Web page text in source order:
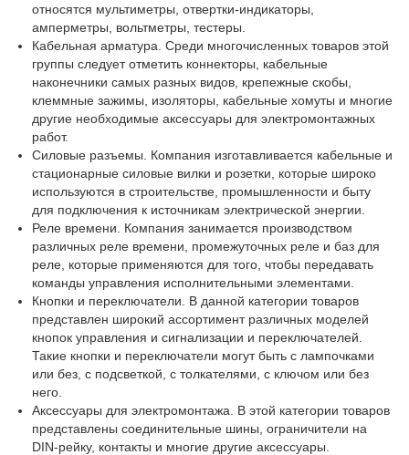
относятся мультиметры, отвертки-индикаторы,
амперметры, вольтметры, тестеры.
Кабельная арматура. Среди многочисленных товаров этой
группы следует отметить коннекторы, кабельные
наконечники самых разных видов, крепежные скобы,
клеммные зажимы, изоляторы, кабельные хомуты и многие
другие необходимые аксессуары для электромонтажных
работ.
Силовые разъемы. Компания изготавливается кабельные и
стационарные силовые вилки и розетки, которые широко
используются в строительстве, промышленности и быту
для подключения к источникам электрической энергии.
Реле времени. Компания занимается производством
различных реле времени, промежуточных реле и баз для
реле, которые применяются для того, чтобы передавать
команды управления исполнительными элементами.
Кнопки и переключатели. В данной категории товаров
представлен широкий ассортимент различных моделей
кнопок управления и сигнализации и переключателей.
Такие кнопки и переключатели могут быть с лампочками
или без, с подсветкой, с толкателями, с ключом или без
него.
Аксессуары для электромонтажа. В этой категории товаров
представлены соединительные шины, ограничители на
DIN-рейку, контакты и многие другие аксессуары.